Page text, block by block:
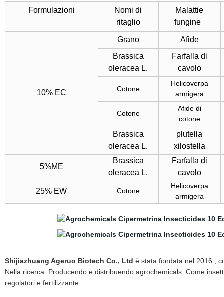
Formulazioni
Nomi di
ritaglio
Malattie
fungine
10% EC
Grano
Afide
Brassica
oleracea L.
Farfalla di
cavolo
Cotone
Helicoverpa
armigera
Cotone
Afide di
cotone
Brassica
oleracea L.
plutella
xilostella
5%ME
Brassica
oleracea L.
Farfalla di
cavolo
25% EW Cotone
Helicoverpa
armigera
Shijiazhuang Ageruo Biotech Co., Ltd è stata fondata nel 2016
Nella ricerca. Producendo e distribuendo agrochemicals. Come
regolatori e fertilizzante.